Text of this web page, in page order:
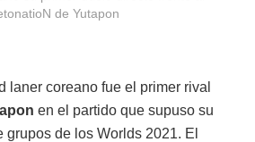
de Yutapon
laner coreano fue el primer rival
en el partido que supuso su
grupos de los Worlds 2021. El